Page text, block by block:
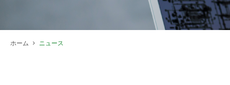
ホーム ニュース